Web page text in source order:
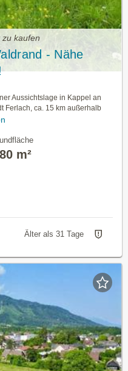
zu kaufen
- Nähe
Aussichtslage in Kappel an
Ferlach, ca. 15 km außerhalb
m²
Älter als 31 Tage